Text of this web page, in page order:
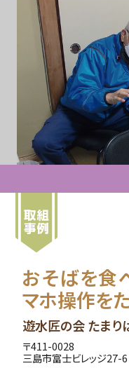
おそばを食
マホ操作を
遊水匠の会 たまり
〒411-0028
三島市富士ビレッジ27-6